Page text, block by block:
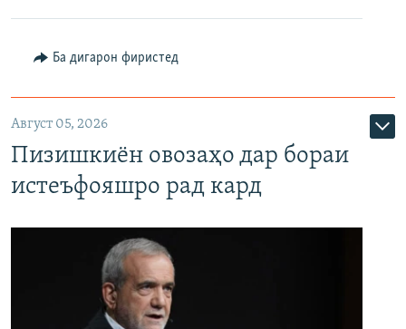
Ба дигарон фиристед
Август 05, 2026
Пизишкиён овозаҳо дар бораи
истеъфояшро рад кард